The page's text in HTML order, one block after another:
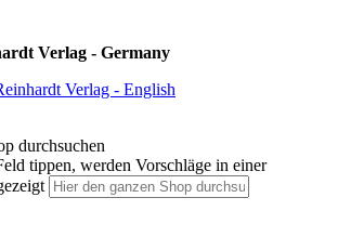
Verlag - Germany
Verlag - English
durchsuchen
tippen, werden Vorschläge in einer